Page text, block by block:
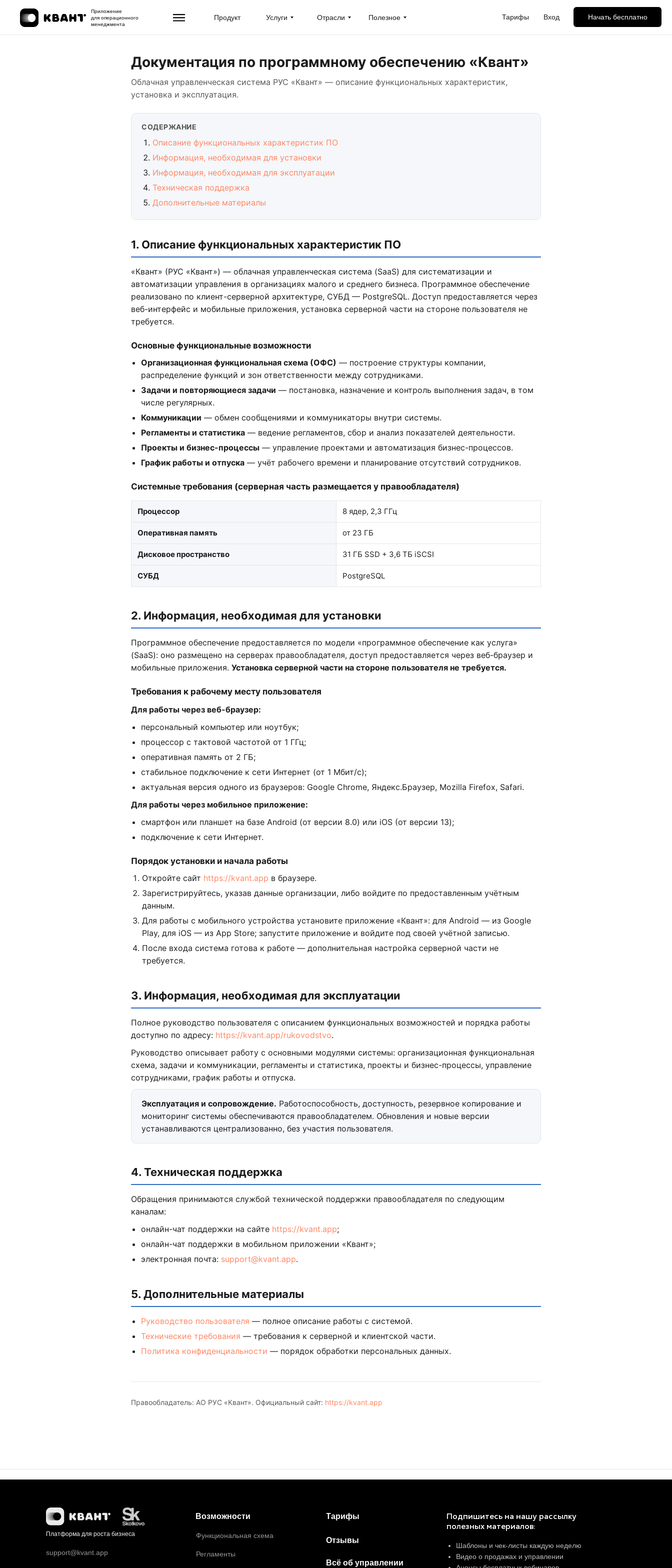
Продукт
Приложение
для операционного
менеджмента
Отрасли
Услуги Полезное Вход Начать бесплатно
Тарифы
Документация по программному обеспечению «Квант»
Облачная управленческая система РУС «Квант» — описание функциональных характеристик,
установка и эксплуатация.
СОДЕРЖАНИЕ
Описание функциональных характеристик ПО
Информация, необходимая для установки
Информация, необходимая для эксплуатации
Техническая поддержка
Дополнительные материалы
1. Описание функциональных характеристик ПО
«Квант» (РУС «Квант») — облачная управленческая система (SaaS) для систематизации и
автоматизации управления в организациях малого и среднего бизнеса. Программное обеспечение
реализовано по клиент-серверной архитектуре, СУБД — PostgreSQL. Доступ предоставляется через
веб-интерфейс и мобильные приложения, установка серверной части на стороне пользователя не
требуется.
Основные функциональные возможности
Организационная функциональная схема (ОФС) — построение структуры компании,
распределение функций и зон ответственности между сотрудниками.
Задачи и повторяющиеся задачи — постановка, назначение и контроль выполнения задач, в том
числе регулярных.
Коммуникации — обмен сообщениями и коммуникаторы внутри системы.
Регламенты и статистика — ведение регламентов, сбор и анализ показателей деятельности.
Проекты и бизнес-процессы — управление проектами и автоматизация бизнес-процессов.
График работы и отпуска — учёт рабочего времени и планирование отсутствий сотрудников.
Системные требования (серверная часть размещается у правообладателя)
Процессор 8 ядер, 2,3 ГГц
Оперативная память от 23 ГБ
Дисковое пространство 31 ГБ SSD + 3,6 ТБ iSCSI
СУБД PostgreSQL
2. Информация, необходимая для установки
Программное обеспечение предоставляется по модели «программное обеспечение как услуга»
(SaaS): оно размещено на серверах правообладателя, доступ предоставляется через веб-браузер и
мобильные приложения. Установка серверной части на стороне пользователя не требуется.
Требования к рабочему месту пользователя
Для работы через веб-браузер:
персональный компьютер или ноутбук;
процессор с тактовой частотой от 1 ГГц;
оперативная память от 2 ГБ;
стабильное подключение к сети Интернет (от 1 Мбит/с);
актуальная версия одного из браузеров: Google Chrome, Яндекс.Браузер, Mozilla Firefox, Safari.
Для работы через мобильное приложение:
смартфон или планшет на базе Android (от версии 8.0) или iOS (от версии 13);
подключение к сети Интернет.
Порядок установки и начала работы
Откройте сайт https://kvant.app в браузере.
Зарегистрируйтесь, указав данные организации, либо войдите по предоставленным учётным
данным.
Для работы с мобильного устройства установите приложение «Квант»: для Android — из Google
Play, для iOS — из App Store; запустите приложение и войдите под своей учётной записью.
После входа система готова к работе — дополнительная настройка серверной части не
требуется.
3. Информация, необходимая для эксплуатации
Полное руководство пользователя с описанием функциональных возможностей и порядка работы
доступно по адресу: https://kvant.app/rukovodstvo.
Руководство описывает работу с основными модулями системы: организационная функциональная
схема, задачи и коммуникации, регламенты и статистика, проекты и бизнес-процессы, управление
сотрудниками, график работы и отпуска.
Эксплуатация и сопровождение. Работоспособность, доступность, резервное копирование и
мониторинг системы обеспечиваются правообладателем. Обновления и новые версии
устанавливаются централизованно, без участия пользователя.
4. Техническая поддержка
Обращения принимаются службой технической поддержки правообладателя по следующим
каналам:
онлайн-чат поддержки на сайте https://kvant.app;
онлайн-чат поддержки в мобильном приложении «Квант»;
электронная почта: support@kvant.app.
5. Дополнительные материалы
Руководство пользователя — полное описание работы с системой.
Технические требования — требования к серверной и клиентской части.
Политика конфиденциальности — порядок обработки персональных данных.
Правообладатель: АО РУС «Квант». Официальный сайт: https://kvant.app
Платформа для роста бизнеса
support@kvant.app
Тарифы
Возможности
Отзывы
Функциональная схема
Регламенты
Всё об управлении
Подпишитесь на нашу рассылку
полезных материалов:
Шаблоны и чек-листы каждую неделю
Видео о продажах и управлении